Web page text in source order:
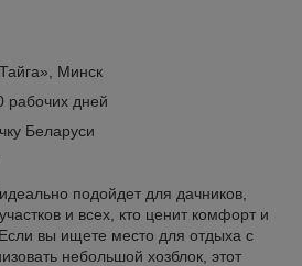
Минск
рабочих дней
Беларуси
подойдет для дачников,
и всех, кто ценит комфорт и
вы ищете место для отдыха с
небольшой хозблок, этот